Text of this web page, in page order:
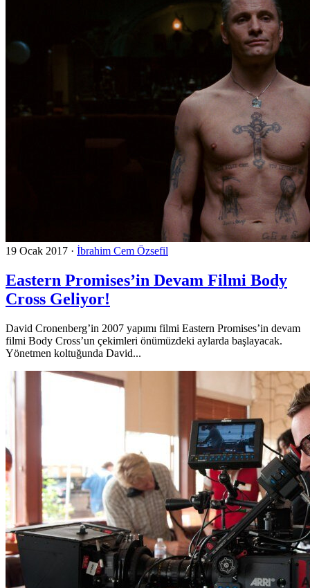
19 Ocak 2017 · İbrahim Cem Özsefil
Eastern Promises’in Devam Filmi Body
Cross Geliyor!
David Cronenberg’in 2007 yapımı filmi Eastern Promises’in devam
filmi Body Cross’un çekimleri önümüzdeki aylarda başlayacak.
Yönetmen koltuğunda David...